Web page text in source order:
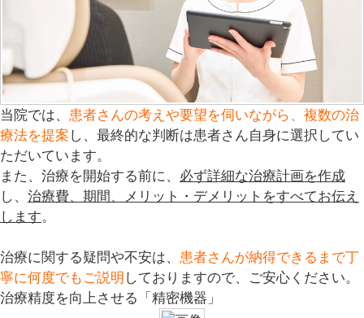
当院では、 患者さんの考えや要望を伺いながら、複数の治
療法を提案 し、最終的な判断は患者さん自身に選択してい
ただいています。
また、治療を開始する前に、 必ず詳細な治療計画を作成
し、 治療費、期間、メリット・デメリットをすべてお伝え
します。
治療に関する疑問や不安は、 患者さんが納得できるまで丁
寧に何度でもご説明 しておりますので、ご安心ください。
治療精度を向上させる「精密機器」